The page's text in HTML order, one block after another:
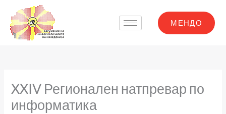
content
МЕНДО
XXIV Регионален натпревар по
информатика